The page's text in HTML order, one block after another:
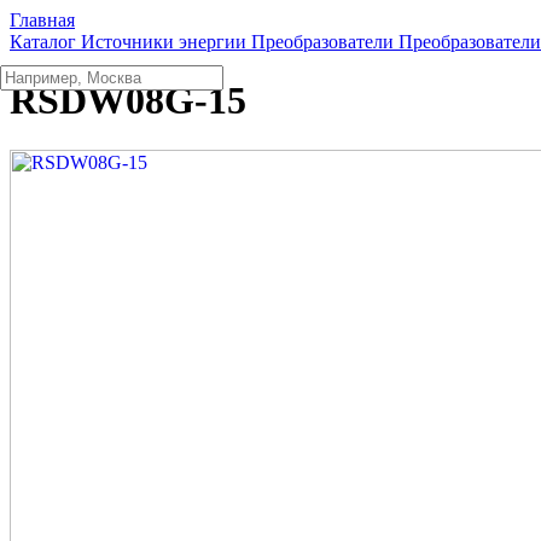
Главная
Каталог Источники энергии Преобразователи
RSDW08G-15